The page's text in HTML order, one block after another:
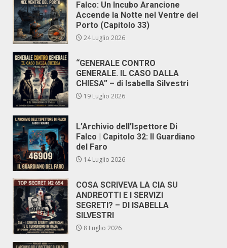
Falco: Un Incubo Arancione
Accende la Notte nel Ventre del
Porto (Capitolo 33)
24 Luglio 2026
“GENERALE CONTRO
GENERALE. IL CASO DALLA
CHIESA” – di Isabella Silvestri
19 Luglio 2026
L’Archivio dell’Ispettore Di
Falco | Capitolo 32: Il Guardiano
del Faro
14 Luglio 2026
COSA SCRIVEVA LA CIA SU
ANDREOTTI E I SERVIZI
SEGRETI? – DI ISABELLA
SILVESTRI
8 Luglio 2026